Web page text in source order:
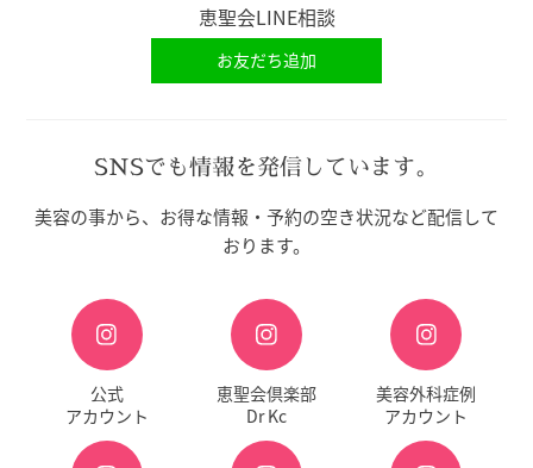
恵聖会LINE相談
お友だち追加
SNSでも情報を発信しています。
美容の事から、お得な情報・予約の空き状況など配信して
おります。
公式
アカウント
恵聖会倶楽部
Dr Kc
美容外科症例
アカウント